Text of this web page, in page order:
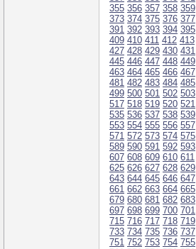
355 356 357 358 359
373 374 375 376 377
391 392 393 394 395
409 410 411 412 413
427 428 429 430 431
445 446 447 448 449
463 464 465 466 467
481 482 483 484 485
499 500 501 502 503
517 518 519 520 521
535 536 537 538 539
553 554 555 556 557
571 572 573 574 575
589 590 591 592 593
607 608 609 610 611
625 626 627 628 629
643 644 645 646 647
661 662 663 664 665
679 680 681 682 683
697 698 699 700 701
715 716 717 718 719
733 734 735 736 737
751 752 753 754 755